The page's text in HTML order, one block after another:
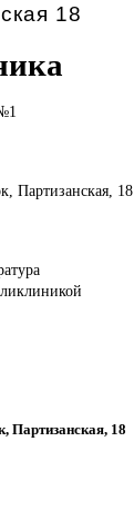
18
Партизанская, 18
Партизанская, 18